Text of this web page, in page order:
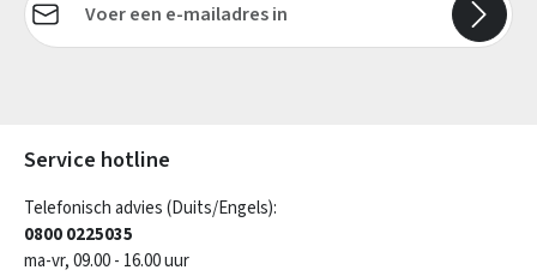
Service hotline
Telefonisch advies (Duits/Engels):
0800 0225035
ma-vr, 09.00 - 16.00 uur